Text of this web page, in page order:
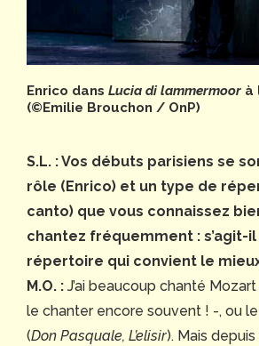
Enrico dans Lucia di lammermoor à
(©Emilie Brouchon / OnP)
S.L. : Vos débuts parisiens se
rôle (Enrico) et un type de
canto) que vous connaissez
chantez fréquemment : s’agit-
répertoire qui convient le
M.O. : J’ai beaucoup chanté
le chanter encore souvent ! -, ou
(Don Pasquale, L’elisir). Mais